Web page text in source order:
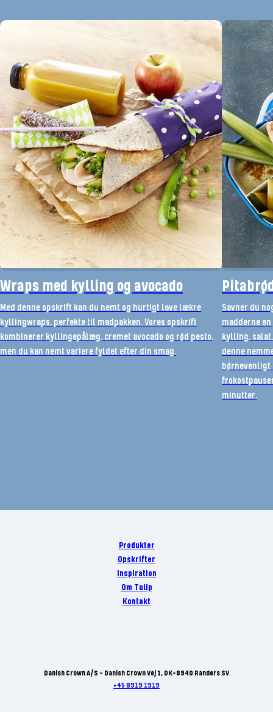
Wraps med kylling og avocado
Med denne opskrift kan du nemt og hurtigt lave lækre
kyllingwraps, perfekte til madpakken. Vores opskrift
kombinerer kyllingepålæg, cremet avocado og rød pesto,
men du kan nemt variere fyldet efter din smag.
Savner du
madderne
kylling,
denne
børnevenligt
minutter.
Produkter
Opskrifter
Inspiration
Om Tulip
Kontakt
Danish Crown A/S - Danish Crown Vej 1, DK-8940 Randers SV
+45 8919 1919